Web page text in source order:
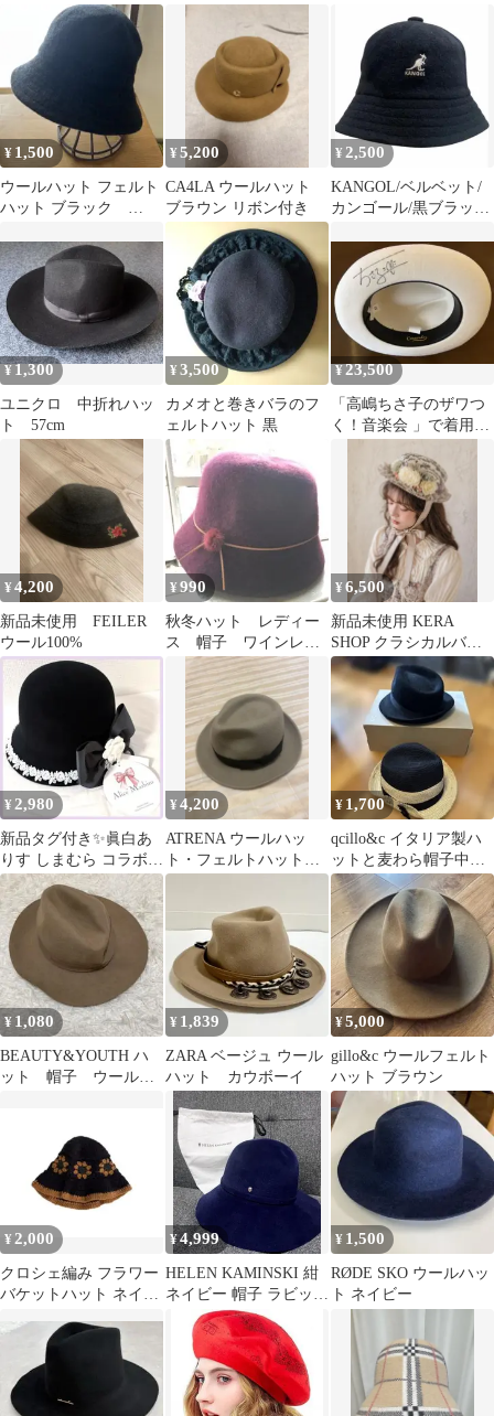
☆リボン コサージュ付
¥ 1,500
ウールハット フェルト
ハット ブラック
付き
¥5,200
CA4LA ウールハット
ブラウン リボン付き
¥ 2,500
KANGOL/ベルベット/
カンゴール/黒ブラック/
¥1,300
ユニクロ 中折れハッ
ト 57cm
¥3,500
カメオと巻きバラのフ
ェルトハット 黒
¥23,500
「高嶋ちさ子のザワつ
く！音楽会 」で着用
¥4,200
新品未使用 FEILER
ウール100%
¥990
秋冬ハット レディー
ス 帽子 ワインレッ
¥6,500
新品未使用 KERA
SHOP クラシカルバロ
ック柄ロリータ フラワ
ー付き帽子
¥2,980
新品タグ付き✨眞白あ
りす しまむら コラボ
フェルトハット ブラッ
ク 黒
¥4,200
ATRENA ウールハッ
ト・フェルトハット
58-56 cm
¥ 1,700
qcillo&c イタリア製ハ
ットと麦わら帽子中国
製の2個セット 女性用
¥ 1,080
BEAUTY&YOUTH ハ
ット 帽子 ウール素
¥ 1,839
ZARA ベージュ ウール
ハット カウボーイ
¥5,000
gillo&c ウールフェルト
ハット ブラウン
¥2,000
クロシェ編み フラワー
バケットハット ネイビ
¥4,999
HELEN KAMINSKI 紺
ネイビー 帽子 ラビット
アンゴラ
¥ 1,500
RØDE SKO ウールハッ
ト ネイビー